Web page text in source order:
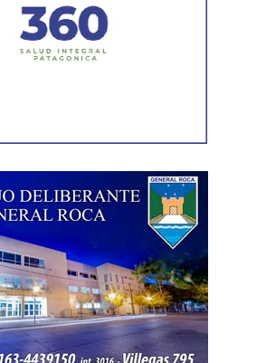
Nacional y al sistema
humanos. Por eso es que
actuar».
de transporte, telefonía celular,
eso produjo una caída del salario
directo e indirecto sobre las
una brutal disputa por el tiempo.
laboral ataca una de las conquistas
la jornada de 8 horas, instalando un
que borra los límites entre lo